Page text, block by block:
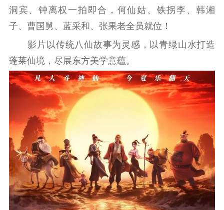
电影创作 电影市场
机关党建
党建要闻
文化人才
紫金人才 职称评审
数据资源
公共服务
新时代公民素养
提升资源库
新闻出版
政务服务
作品著作权
登记服务
科研创新
智库服务
文艺创作
洞宾、钟离权一拍即合，何仙姑、铁拐李、韩湘
子、曹国舅、蓝采和、张果老全员就位！
影片以传统八仙故事为灵感，以青绿山水打造
蓬莱仙境，尽展东方美学意蕴。